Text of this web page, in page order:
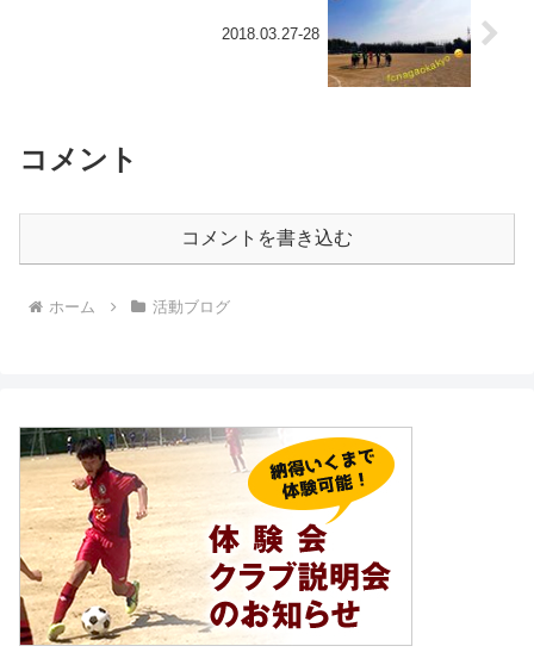
2018.03.27-28
コメント
コメントを書き込む
ホーム 活動ブログ